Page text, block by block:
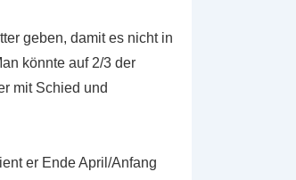
geben, damit es nicht in
könnte auf 2/3 der
mit Schied und
er Ende April/Anfang